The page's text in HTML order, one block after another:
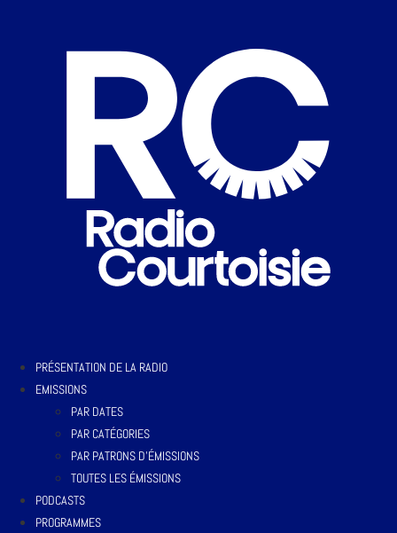
PRÉSENTATION DE LA RADIO
EMISSIONS
PAR DATES
PAR CATÉGORIES
PAR PATRONS D’ÉMISSIONS
TOUTES LES ÉMISSIONS
PODCASTS
PROGRAMMES